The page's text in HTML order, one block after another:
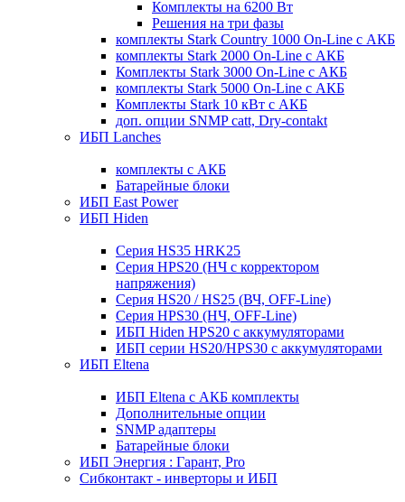
Комплекты на 6200 Вт
Решения на три фазы
комплекты Stark Country 1000 On-Line с АКБ
комплекты Stark 2000 On-Line с АКБ
Комплекты Stark 3000 On-Line с АКБ
комплекты Stark 5000 On-Line с АКБ
Комплекты Stark 10 кВт с АКБ
доп. опции SNMP catt, Dry-contakt
ИБП Lanches
комплекты с АКБ
Батарейные блоки
ИБП East Power
ИБП Hiden
Серия HS35 HRK25
Серия HPS20 (НЧ с корректором
напряжения)
Серия HS20 / HS25 (ВЧ, OFF-Line)
Серия HPS30 (НЧ, OFF-Line)
ИБП Hiden HPS20 с аккумуляторами
ИБП серии HS20/HPS30 с аккумуляторами
ИБП Eltena
ИБП Eltena с АКБ комплекты
Дополнительные опции
SNMP адаптеры
Батарейные блоки
ИБП Энергия : Гарант, Pro
Сибконтакт - инверторы и ИБП